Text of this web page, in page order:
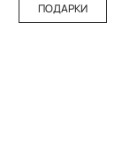
ПОДАРКИ